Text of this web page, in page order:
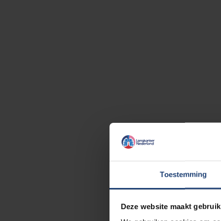
Toestemming
Deze website maakt